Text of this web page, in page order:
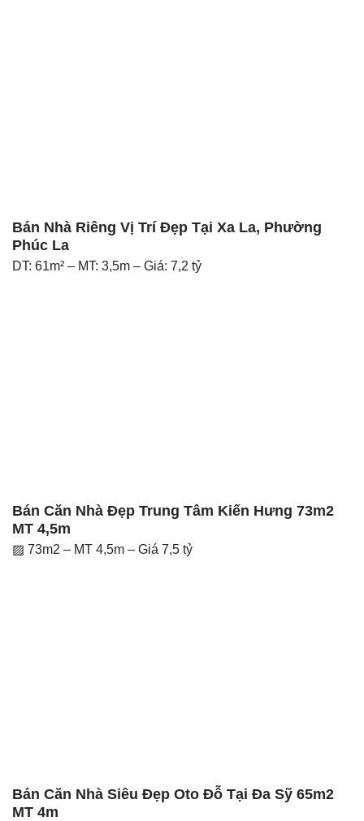
Bán Nhà Riêng Vị Trí Đẹp Tại Xa La, Phường
Phúc La
DT: 61m² – MT: 3,5m – Giá: 7,2 tỷ
Bán Căn Nhà Đẹp Trung Tâm Kiến Hưng 73m2
MT 4,5m
▨ 73m2 – MT 4,5m – Giá 7,5 tỷ
Bán Căn Nhà Siêu Đẹp Oto Đỗ Tại Đa Sỹ 65m2
MT 4m